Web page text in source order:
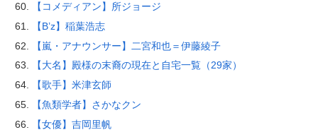
【コメディアン】所ジョージ
【B’z】稲葉浩志
【嵐・アナウンサー】二宮和也＝伊藤綾子
【大名】殿様の末裔の現在と自宅一覧（29家）
【歌手】米津玄師
【魚類学者】さかなクン
【女優】吉岡里帆